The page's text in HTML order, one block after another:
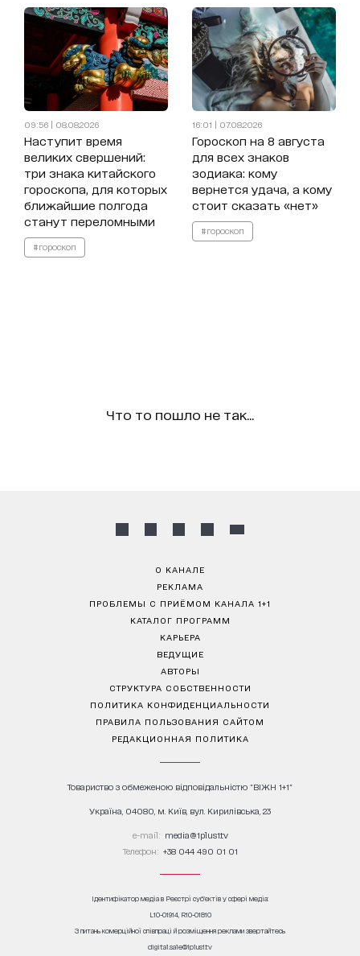
09:56 | 08.08.2026
Наступит время
великих свершений:
три знака китайского
гороскопа, для которых
ближайшие полгода
станут переломными
#гороскоп
16:01 | 07.08.2026
Гороскоп на 8 августа
для всех знаков
зодиака: кому
вернется удача, а кому
стоит сказать «нет»
#гороскоп
Что то пошло не так...
О КАНАЛЕ
РЕКЛАМА
ПРОБЛЕМЫ С ПРИЁМОМ КАНАЛА 1+1
КАТАЛОГ ПРОГРАММ
КАРЬЕРА
ВЕДУЩИЕ
АВТОРЫ
СТРУКТУРА СОБСТВЕННОСТИ
ПОЛИТИКА КОНФИДЕНЦИАЛЬНОСТИ
ПРАВИЛА ПОЛЬЗОВАНИЯ САЙТОМ
РЕДАКЦИОННАЯ ПОЛИТИКА
Товариство з обмеженою відповідальністю "ВІЖН 1+1"
Україна, 04080, м. Київ, вул. Кирилівська, 23
е-mail: media@1plus1.tv
Телефон: +38 044 490 01 01
Ідентифікатор медіа в Реєстрі суб’єктів у сфері медіа:
L10-01914, R10-01810
З питань комерційної співпраці й розміщення реклами звертайтесь
digital.sale@1plus1.tv